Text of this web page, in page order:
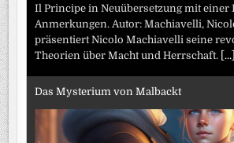
Il Principe in Neuübersetzung mit einer
Anmerkungen. Autor: Machiavelli,
präsentiert Nicolo Machiavelli seine
Theorien über Macht und Herrschaft. [...]
Das Mysterium von Malbackt